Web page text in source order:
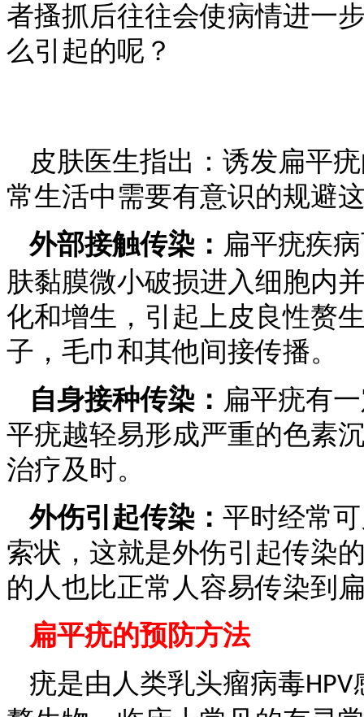
者搔抓后往往会使病情进一
么引起的呢？
皮肤医生指出：诱发扁平
常生活中需要有意识的规避
外部接触传染： 扁平疣疾
肤黏膜微小破损进入细胞内
化和增生，引起上皮良性赘
子，毛巾和其他间接传播。
自身接种传染： 扁平疣有
平疣越轻易形成严重的色素
治疗及时。
外伤引起传染： 平时经常
索状，这就是外伤引起传染
的人也比正常人容易传染到
扁平疣的预防方法
疣是由人类乳头瘤病毒HPV